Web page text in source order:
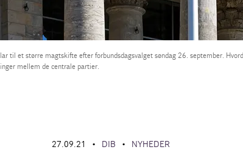
til et større magtskifte efter forbundsdagsvalget søndag 26. september.
mellem de centrale partier.
27.09.21 • DIB • NYHEDER